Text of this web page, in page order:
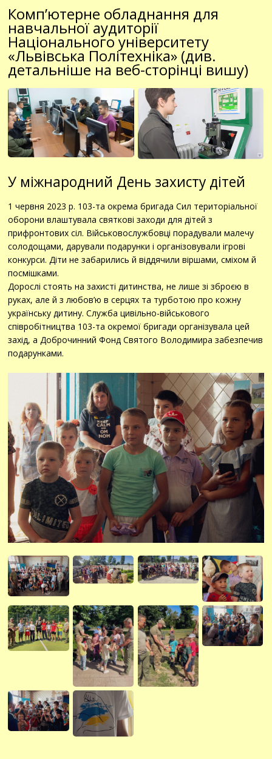
Комп’ютерне обладнання для
навчальної аудиторії
Національного університету
«Львівська Політехніка» (див.
детальніше на веб-сторінці вишу)
У міжнародний День захисту дітей
1 червня 2023 р. 103-та окрема бригада Сил територіальної
оборони влаштувала святкові заходи для дітей з
прифронтових сіл. Військовослужбовці порадували малечу
солодощами, дарували подарунки і організовували ігрові
конкурси. Діти не забарились й віддячили віршами, сміхом й
посмішками.
Дорослі стоять на захисті дитинства, не лише зі зброєю в
руках, але й з любов’ю в серцях та турботою про кожну
українську дитину. Служба цивільно-військового
співробітництва 103-та окремої бригади організувала цей
захід, а Доброчинний Фонд Святого Володимира забезпечив
подарунками.